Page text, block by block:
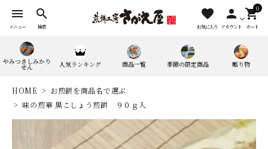
menu
メニュー
search
検索
favorite
お気に入り
person
アカウント
0
shopping_cart
カート
やみつきしみかり
せん 人気ランキング 商品一覧 季節の限定商品 贈り物
HOME
お煎餅を商品名で選ぶ
味の煎華 黒こしょう煎餅 ９０ｇ入